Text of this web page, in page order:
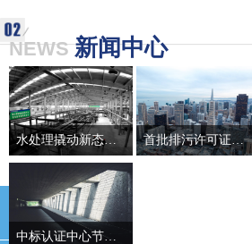
NEWS 新闻中心
水处理撬动新态势 环保步入供给艳阳天（转载非原创）
面对日益严峻的环境问
题，从党的“十五大”报
告中开始提出加强环境
保护，到实现美丽中国
首批排污许可证落户火电等企业（转载非原创）
中标认证中心节能认证与美国环保署能源之星签署协调互认谅解备忘录（转载非原创）
끅